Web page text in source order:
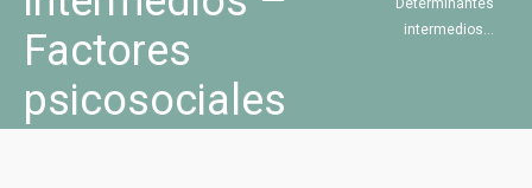
Factores
psicosociales
intermedios…